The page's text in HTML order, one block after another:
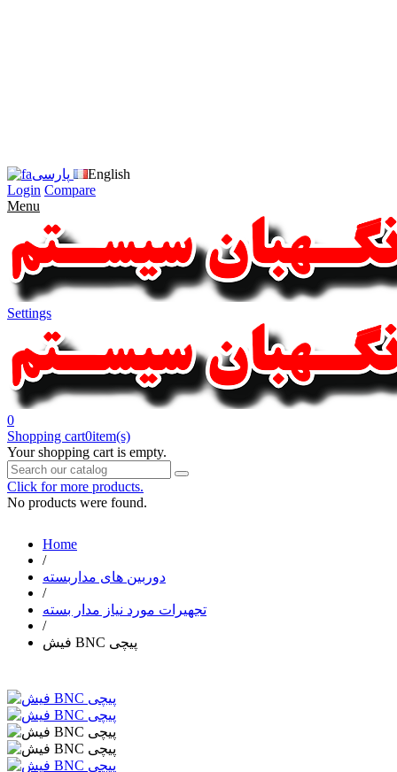
پارسی
English
Login Compare
Menu
Settings
0
Shopping cart0item(s)
Your shopping cart is empty.
Click for more products.
No products were found.
Home
/
دوربین های مداربسته
/
تجهیرات مورد نیاز مدار بسته
/
فیش BNC پیچی